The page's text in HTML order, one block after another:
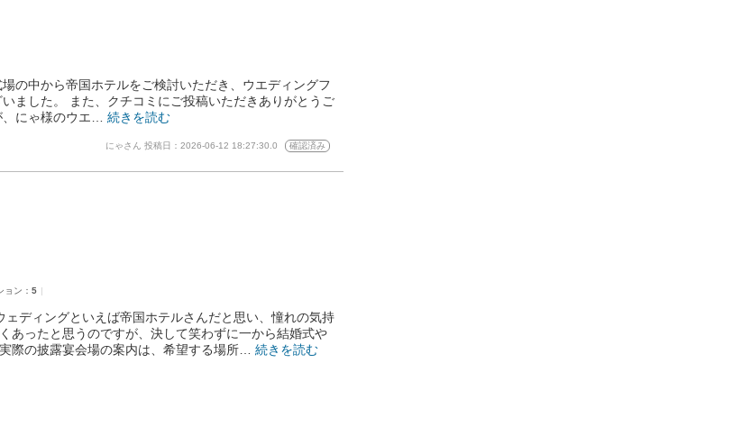
の中から帝国ホテルをご検討いただき、ウエディングフ
ました。 また、クチコミにご投稿いただきありがとうご
、にゃ様のウエ… 続きを読む
にゃさん 投稿日：2026-06-12 18:27:30.0 確認済み
ョン： 5
ディングといえば帝国ホテルさんだと思い、憧れの気持
あったと思うのですが、決して笑わずに一から結婚式や
際の披露宴会場の案内は、希望する場所… 続きを読む